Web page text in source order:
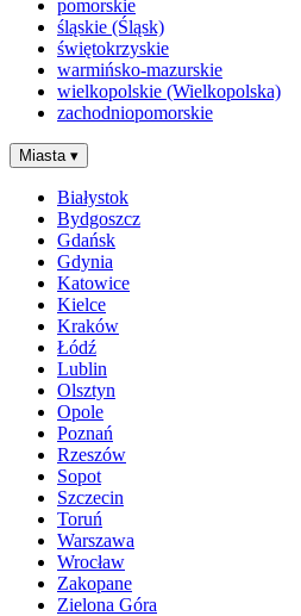
pomorskie
śląskie (Śląsk)
świętokrzyskie
warmińsko-mazurskie
wielkopolskie (Wielkopolska)
zachodniopomorskie
Miasta ▾
Białystok
Bydgoszcz
Gdańsk
Gdynia
Katowice
Kielce
Kraków
Łódź
Lublin
Olsztyn
Opole
Poznań
Rzeszów
Sopot
Szczecin
Toruń
Warszawa
Wrocław
Zakopane
Zielona Góra